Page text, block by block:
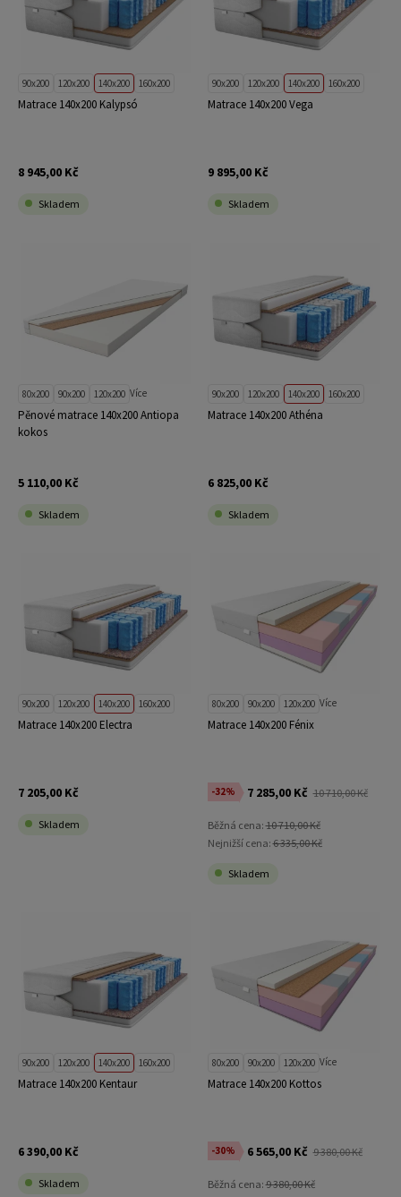
90x200 120x200 140x200 160x200
Matrace 140x200 Kalypsó
8 945,00 Kč
Skladem
90x200 120x200 140x200 160x200
Matrace 140x200 Vega
9 895,00 Kč
Skladem
80x200 90x200 120x200 Více
Pěnové matrace 140x200 Antiopa
kokos
5 110,00 Kč
Skladem
90x200 120x200 140x200 160x200
Matrace 140x200 Athéna
6 825,00 Kč
Skladem
90x200 120x200 140x200 160x200
Matrace 140x200 Electra
7 205,00 Kč
Skladem
80x200 90x200 120x200 Více
Matrace 140x200 Fénix
-32% 7 285,00 Kč 10 710,00 Kč
Běžná cena:10 710,00 Kč
Nejnižší cena:6 335,00 Kč
Skladem
90x200 120x200 140x200 160x200
Matrace 140x200 Kentaur
6 390,00 Kč
Skladem
80x200 90x200 120x200 Více
Matrace 140x200 Kottos
-30% 6 565,00 Kč 9 380,00 Kč
Běžná cena:9 380,00 Kč